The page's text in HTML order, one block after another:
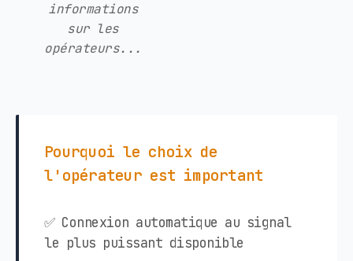
informations
sur les
opérateurs...
Pourquoi le choix de
l'opérateur est important
✅ Connexion automatique au signal
le plus puissant disponible